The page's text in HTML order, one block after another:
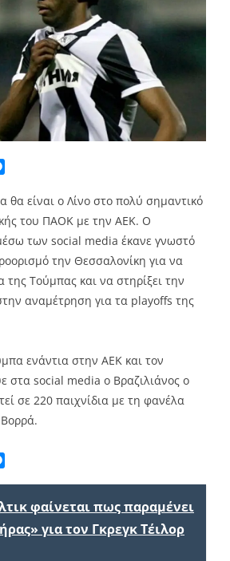
είναι ο Λίνο στο πολύ σημαντικό
του ΠΑΟΚ με την ΑΕΚ. Ο
των social media έκανε γνωστό
την Θεσσαλονίκη για να
της Τούμπας και να στηρίξει την
αναμέτρηση για τα playoffs της
ενάντια στην ΑΕΚ και τον
στα social media ο Βραζιλιάνος ο
σε 220 παιχνίδια με τη φανέλα
φαίνεται πως παραμένει
για τον Γκρεγκ Τέιλορ